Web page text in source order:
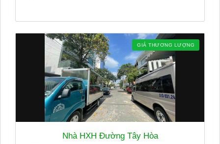
GIÁ THƯƠNG LƯỢNG
Nhà HXH Đường Tây Hòa